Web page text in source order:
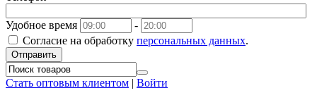
Удобное время
-
Согласие на обработку персональных данных.
Отправить
Стать оптовым клиентом | Войти